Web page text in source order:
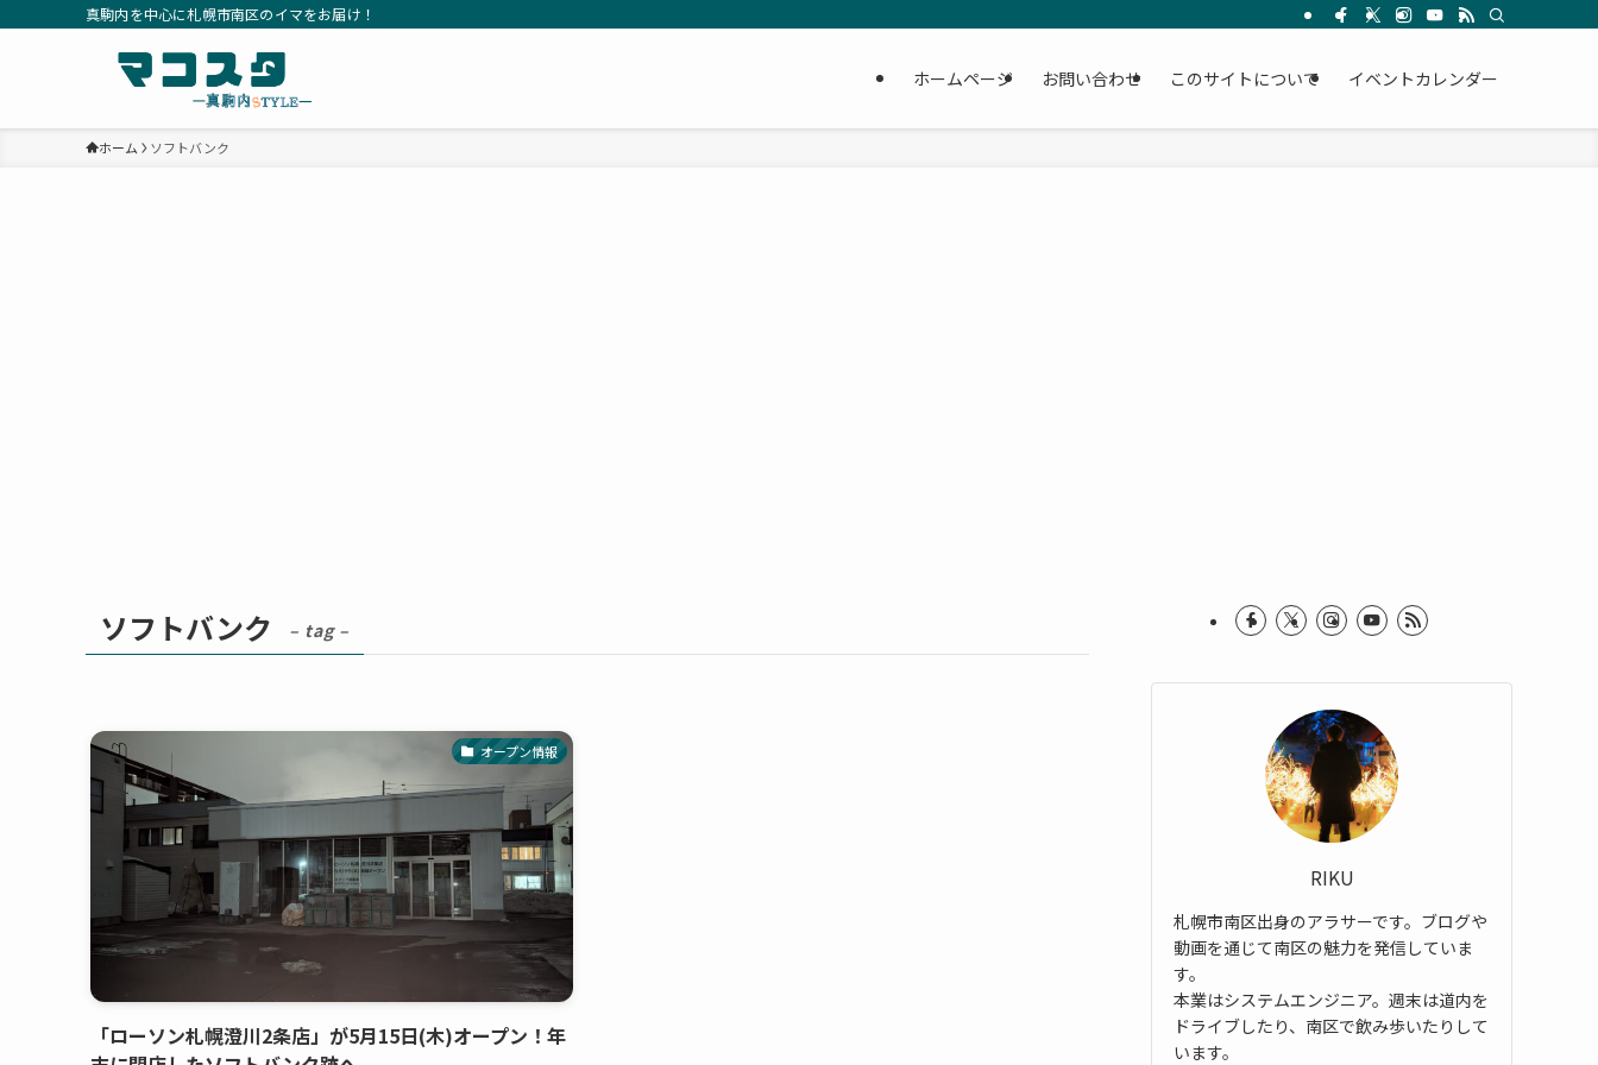
真駒内を中心に札幌市南区のイマをお届け！
ホームページ お問い合わせ このサイトについて イベントカレンダー
ホーム ソフトバンク
ソフトバンク – tag –
オープン情報
「ローソン札幌澄川2条店」が5月15日(木)オープン！年
RIKU
札幌市南区出身のアラサーです。ブログや
動画を通じて南区の魅力を発信していま
す。
本業はシステムエンジニア。週末は道内を
ドライブしたり、南区で飲み歩いたりして
います。